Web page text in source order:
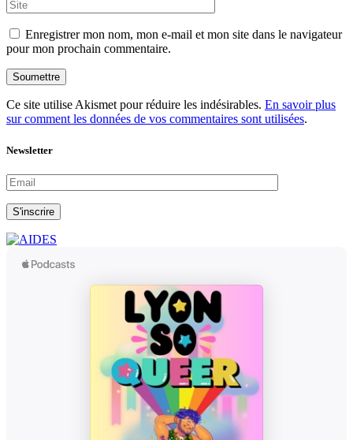
Enregistrer mon nom, mon e-mail et mon site dans le navigateur
pour mon prochain commentaire.
Soumettre
Ce site utilise Akismet pour réduire les indésirables. En savoir plus
sur comment les données de vos commentaires sont utilisées.
Newsletter
S'inscrire